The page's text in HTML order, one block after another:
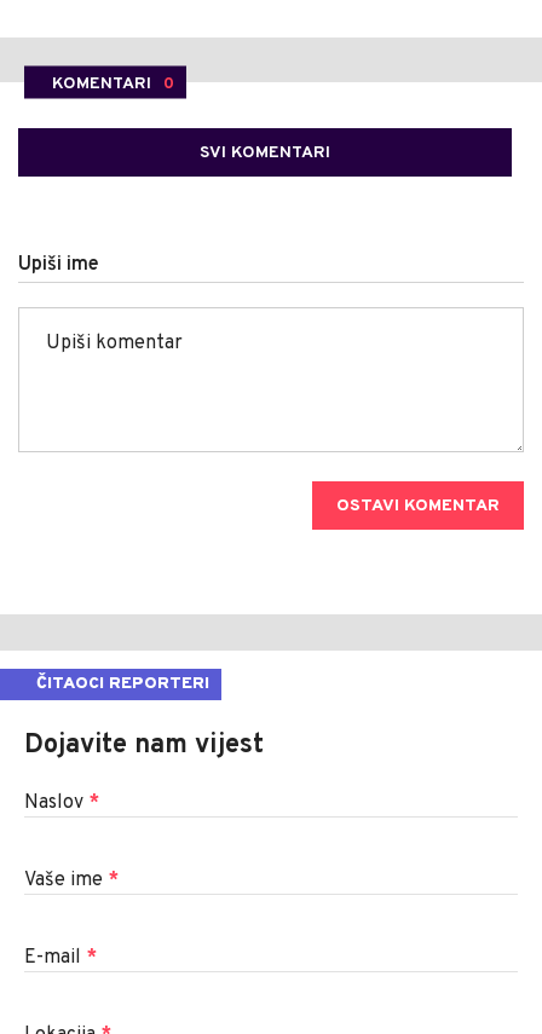
KOMENTARI 0
SVI KOMENTARI
Upiši ime
OSTAVI KOMENTAR
ČITAOCI REPORTERI
Dojavite nam vijest
Naslov *
Vaše ime *
E-mail *